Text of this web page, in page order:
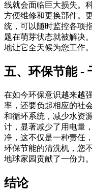
线就会面临巨大损失。
方便维修和更换部件。
统，可以随时监控各项
题在萌芽状态就被解决
地让它全天候为您工作。
五、环保节能 -
在如今环保意识越来越
率，还要负起相应的社
和循环系统，减少水资
计，显著减少了用电量
净，这不仅是一种责任
环保节能的清洗机，您
地球家园贡献了一份力。
结论